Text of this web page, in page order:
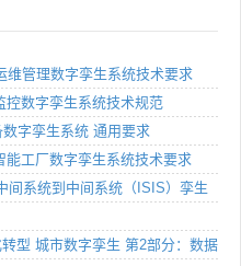
维管理数字孪生系统技术要求
控数字孪生系统技术规范
字孪生系统 通用要求
工厂数字孪生系统技术要求
间系统到中间系统（ISIS）孪生
型 城市数字孪生 第2部分：数据